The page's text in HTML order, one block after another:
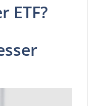
ETF?